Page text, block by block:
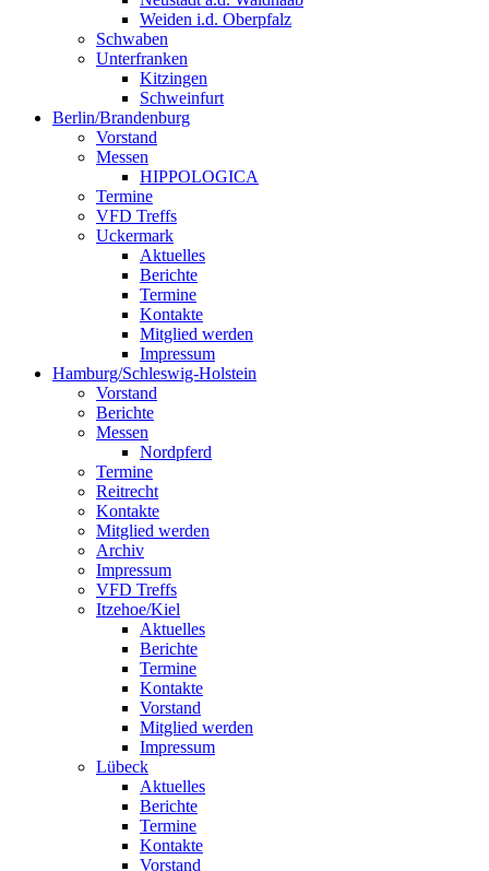
Weiden i.d. Oberpfalz
Schwaben
Unterfranken
Kitzingen
Schweinfurt
Berlin/Brandenburg
Vorstand
Messen
HIPPOLOGICA
Termine
VFD Treffs
Uckermark
Aktuelles
Berichte
Termine
Kontakte
Mitglied werden
Impressum
Hamburg/Schleswig-Holstein
Vorstand
Berichte
Messen
Nordpferd
Termine
Reitrecht
Kontakte
Mitglied werden
Archiv
Impressum
VFD Treffs
Itzehoe/Kiel
Aktuelles
Berichte
Termine
Kontakte
Vorstand
Mitglied werden
Impressum
Lübeck
Aktuelles
Berichte
Termine
Kontakte
Vorstand